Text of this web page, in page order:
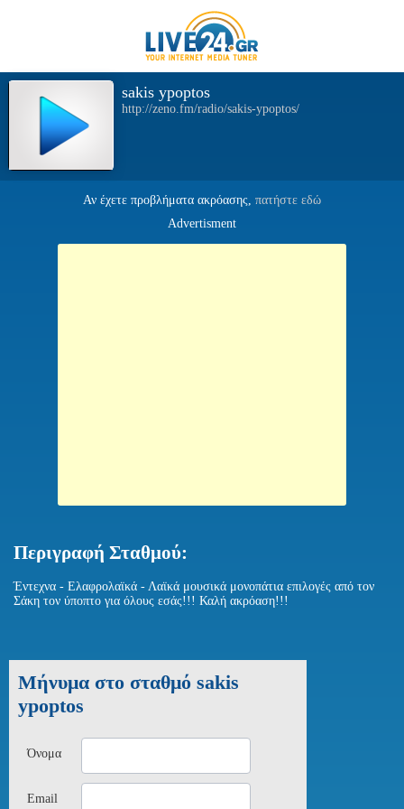
sakis ypoptos
http://zeno.fm/radio/sakis-ypoptos/
Αν έχετε προβλήματα ακρόασης, πατήστε εδώ
Advertisment
Περιγραφή Σταθμού:
Έντεχνα - Ελαφρολαϊκά - Λαϊκά μουσικά μονοπάτια επιλογές από τον
Σάκη τον ύποπτο για όλους εσάς!!! Καλή ακρόαση!!!
Μήνυμα στο σταθμό sakis
ypoptos
Όνομα
Email